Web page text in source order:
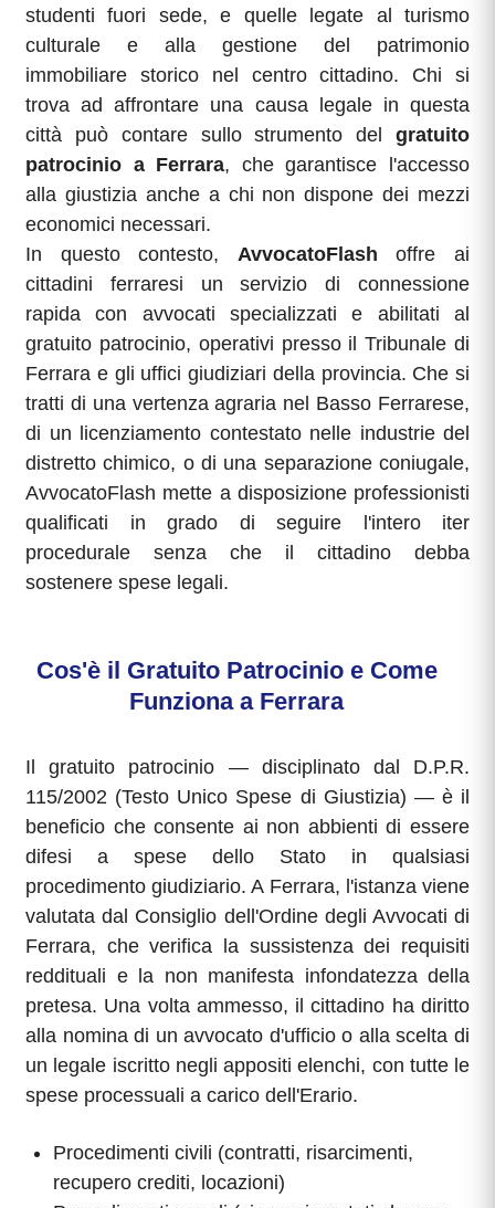
studenti fuori sede, e quelle legate al turismo
culturale e alla gestione del patrimonio
immobiliare storico nel centro cittadino. Chi si
trova ad affrontare una causa legale in questa
città può contare sullo strumento del gratuito
patrocinio a Ferrara, che garantisce l'accesso
alla giustizia anche a chi non dispone dei mezzi
economici necessari.
In questo contesto, AvvocatoFlash offre ai
cittadini ferraresi un servizio di connessione
rapida con avvocati specializzati e abilitati al
gratuito patrocinio, operativi presso il Tribunale di
Ferrara e gli uffici giudiziari della provincia. Che si
tratti di una vertenza agraria nel Basso Ferrarese,
di un licenziamento contestato nelle industrie del
distretto chimico, o di una separazione coniugale,
AvvocatoFlash mette a disposizione professionisti
qualificati in grado di seguire l'intero iter
procedurale senza che il cittadino debba
sostenere spese legali.
Cos'è il Gratuito Patrocinio e Come
Funziona a Ferrara
Il gratuito patrocinio — disciplinato dal D.P.R.
115/2002 (Testo Unico Spese di Giustizia) — è il
beneficio che consente ai non abbienti di essere
difesi a spese dello Stato in qualsiasi
procedimento giudiziario. A Ferrara, l'istanza viene
valutata dal Consiglio dell'Ordine degli Avvocati di
Ferrara, che verifica la sussistenza dei requisiti
reddituali e la non manifesta infondatezza della
pretesa. Una volta ammesso, il cittadino ha diritto
alla nomina di un avvocato d'ufficio o alla scelta di
un legale iscritto negli appositi elenchi, con tutte le
spese processuali a carico dell'Erario.
Procedimenti civili (contratti, risarcimenti,
recupero crediti, locazioni)